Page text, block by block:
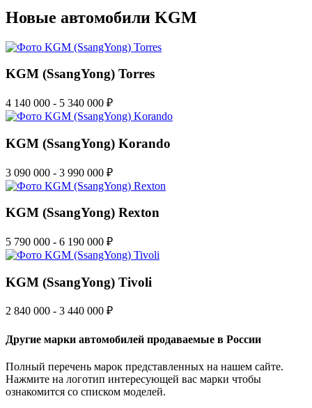
Новые автомобили KGM
KGM (SsangYong) Torres
4 140 000 - 5 340 000 ₽
KGM (SsangYong) Korando
3 090 000 - 3 990 000 ₽
KGM (SsangYong) Rexton
5 790 000 - 6 190 000 ₽
KGM (SsangYong) Tivoli
2 840 000 - 3 440 000 ₽
Другие марки автомобилей продаваемые в России
Полный перечень марок представленных на нашем сайте.
Нажмите на логотип интересующей вас марки чтобы
ознакомится со списком моделей.